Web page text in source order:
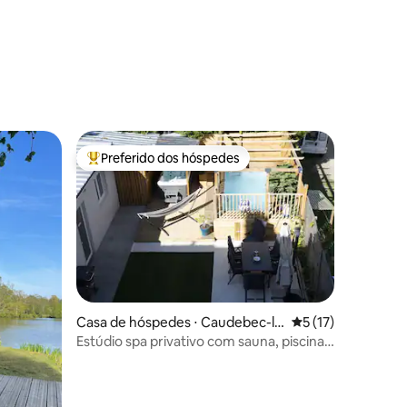
hóspedes Entre os melhores preferidos dos hóspedes
Preferido dos hóspedes
Casa de hóspedes ⋅ Caudebec-lè
s-Elbeuf
5 de uma
5 (17)
Estúdio spa privativo com sauna, piscina